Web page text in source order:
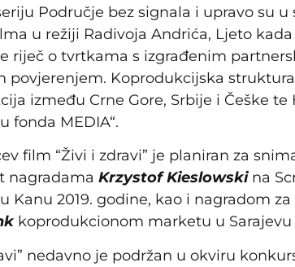
Područje bez signala i upravo su
u režiji Radivoja Andrića, Ljeto
riječ o tvrtkama s izgrađenim
povjerenjem. Koprodukcijska
između Crne Gore, Srbije i Češke
fonda MEDIA“.
film “Živi i zdravi” je planiran za
nagradama Krzystof Kieslowskina
Kanu 2019. godine, kao i nagradom
koprodukcionom marketu u Sarajevu
nedavno je podržan u okviru